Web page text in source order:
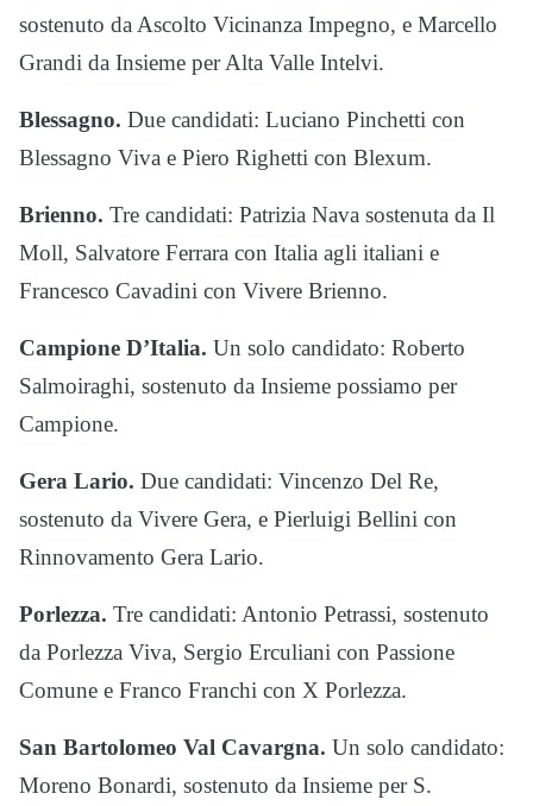
sostenuto da Ascolto Vicinanza Impegno, e Marcello
Grandi da Insieme per Alta Valle Intelvi.
Blessagno. Due candidati: Luciano Pinchetti con
Blessagno Viva e Piero Righetti con Blexum.
Brienno. Tre candidati: Patrizia Nava sostenuta da Il
Moll, Salvatore Ferrara con Italia agli italiani e
Francesco Cavadini con Vivere Brienno.
Campione D’Italia. Un solo candidato: Roberto
Salmoiraghi, sostenuto da Insieme possiamo per
Campione.
Gera Lario. Due candidati: Vincenzo Del Re,
sostenuto da Vivere Gera, e Pierluigi Bellini con
Rinnovamento Gera Lario.
Porlezza. Tre candidati: Antonio Petrassi, sostenuto
da Porlezza Viva, Sergio Erculiani con Passione
Comune e Franco Franchi con X Porlezza.
San Bartolomeo Val Cavargna. Un solo candidato:
Moreno Bonardi, sostenuto da Insieme per S.